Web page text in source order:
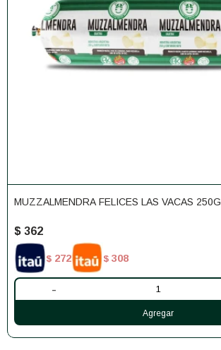
MUZZALMENDRA FELICES LAS VACAS 250G
$ 362
$ 272 $ 308
-